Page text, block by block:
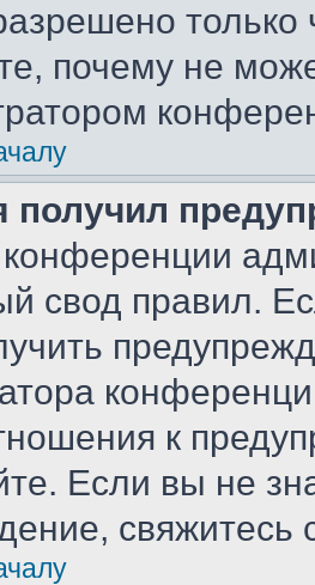
почему не
получил
свод правил.
к
Если вы не